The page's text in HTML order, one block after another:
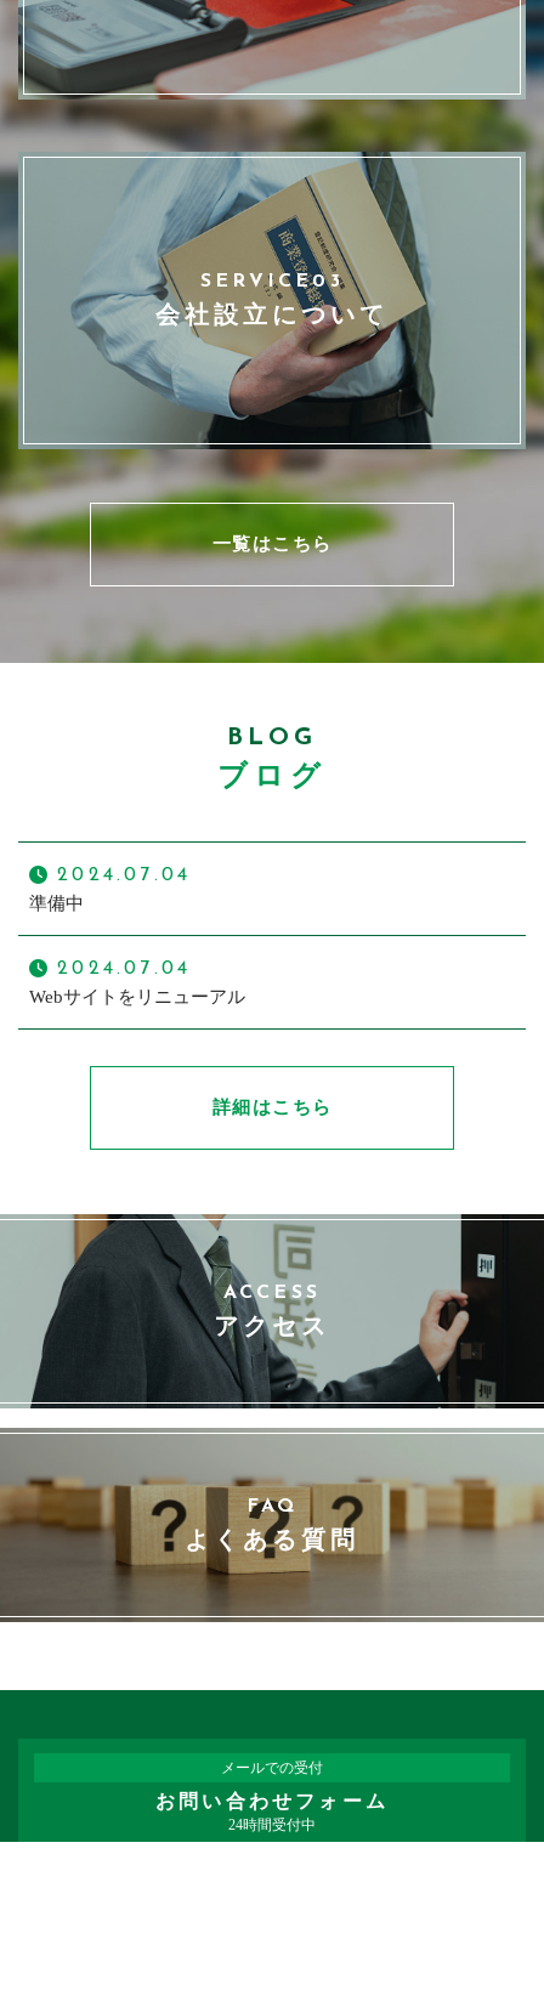
SERVICE03
会社設立について
一覧はこちら
BLOG
ブログ
2024.07.04
準備中
2024.07.04
Webサイトをリニューアル
詳細はこちら
ACCESS
アクセス
FAQ
よくある質問
メールでの受付
お問い合わせフォーム
24時間受付中